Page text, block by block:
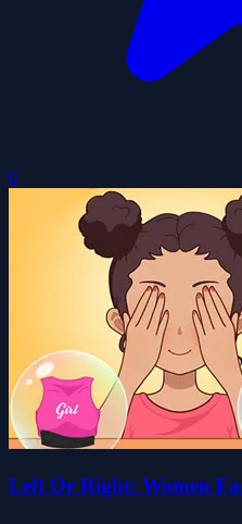
0
Left Or Right: Women